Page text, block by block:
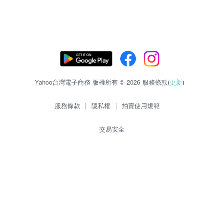
Yahoo台灣電子商務 版權所有 © 2026 服務條款(更新)
服務條款 | 隱私權 | 拍賣使用規範
交易安全